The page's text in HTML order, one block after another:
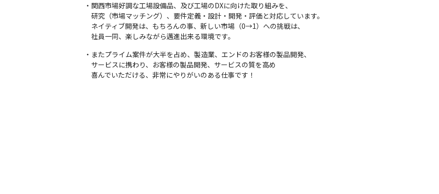
・関西市場好調な工場設備品、及び工場のDXに向けた取り組みを、
研究（市場マッチング）、要件定義・設計・開発・評価と対応しています。
ネイティブ開発は、もちろんの事、新しい市場（0→1）への挑戦は、
社員一同、楽しみながら邁進出来る環境です。
・またプライム案件が大半を占め、製造業、エンドのお客様の製品開発、
サービスに携わり、お客様の製品開発、サービスの質を高め
喜んでいただける、非常にやりがいのある仕事です！